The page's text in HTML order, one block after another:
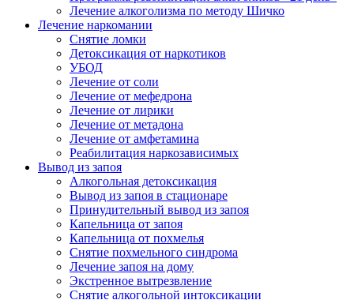
Лечение алкоголизма по методу Шичко
Лечение наркомании
Снятие ломки
Детоксикация от наркотиков
УБОД
Лечение от соли
Лечение от мефедрона
Лечение от лирики
Лечение от метадона
Лечение от амфетамина
Реабилитация наркозависимых
Вывод из запоя
Алкогольная детоксикация
Вывод из запоя в стационаре
Принудительный вывод из запоя
Капельница от запоя
Капельница от похмелья
Снятие похмельного синдрома
Лечение запоя на дому
Экстренное вытрезвление
Снятие алкогольной интоксикации